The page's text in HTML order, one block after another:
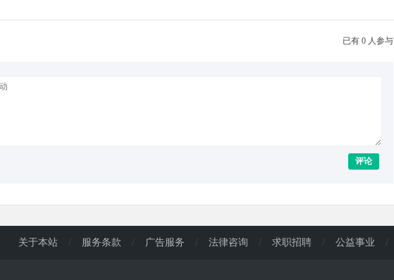
已有 0 人参与
评论
关于本站 / 服务条款 / 广告服务 / 法律咨询 / 求职招聘 / 公益事业 /